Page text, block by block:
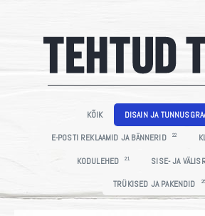
KÕIK DISAIN JA
E-POSTI REKLAAMID JA BÄNNERID 22
KODULEHED 21 SISE- JA
TRÜKISED JA PAKENDID 26